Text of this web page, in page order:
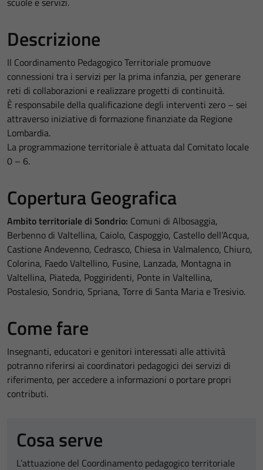
Descrizione
Il Coordinamento Pedagogico Territoriale promuove
connessioni tra i servizi per la prima infanzia, per generare
reti di collaborazioni e realizzare progetti di continuità.
È responsabile della qualificazione degli interventi zero – sei
attraverso iniziative di formazione finanziate da Regione
Lombardia.
La programmazione territoriale è attuata dal Comitato locale
0 – 6.
Copertura Geografica
Ambito territoriale di Sondrio: Comuni di Albosaggia,
Berbenno di Valtellina, Caiolo, Caspoggio, Castello dell’Acqua,
Castione Andevenno, Cedrasco, Chiesa in Valmalenco, Chiuro,
Colorina, Faedo Valtellino, Fusine, Lanzada, Montagna in
Valtellina, Piateda, Poggiridenti, Ponte in Valtellina,
Postalesio, Sondrio, Spriana, Torre di Santa Maria e Tresivio.
Come fare
Insegnanti, educatori e genitori interessati alle attività
potranno riferirsi ai coordinatori pedagogici dei servizi di
riferimento, per accedere a informazioni o portare propri
contributi.
Cosa serve
L’attuazione del Coordinamento pedagogico territoriale